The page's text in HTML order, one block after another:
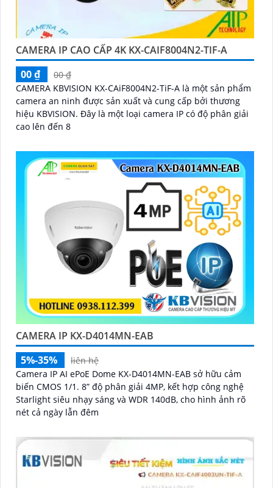
CAMERA IP CAO CẤP 4K KX-CAIF8004N2-TIF-A
00 ₫
00 ₫
CAMERA KBVISION KX-CAiF8004N2-TiF-A là một sản phẩm
camera an ninh được sản xuất và cung cấp bởi thương
hiệu KBVISION. Đây là một loại camera IP có độ phân giải
cao lên đến 8
CAMERA IP KX-D4014MN-EAB
5%-35%
liên hệ
Camera IP AI ePoE Dome KX-D4014MN-EAB sở hữu cảm
biến CMOS 1/1. 8” độ phân giải 4MP, kết hợp công nghệ
Starlight siêu nhạy sáng và WDR 140dB, cho hình ảnh rõ
nét cả ngày lẫn đêm